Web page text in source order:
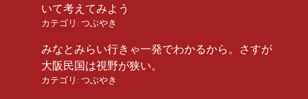
いて考えてみよう
カテゴリ: つぶやき
みなとみらい行きゃ一発でわかるから。さすが
大阪民国は視野が狭い。
カテゴリ: つぶやき